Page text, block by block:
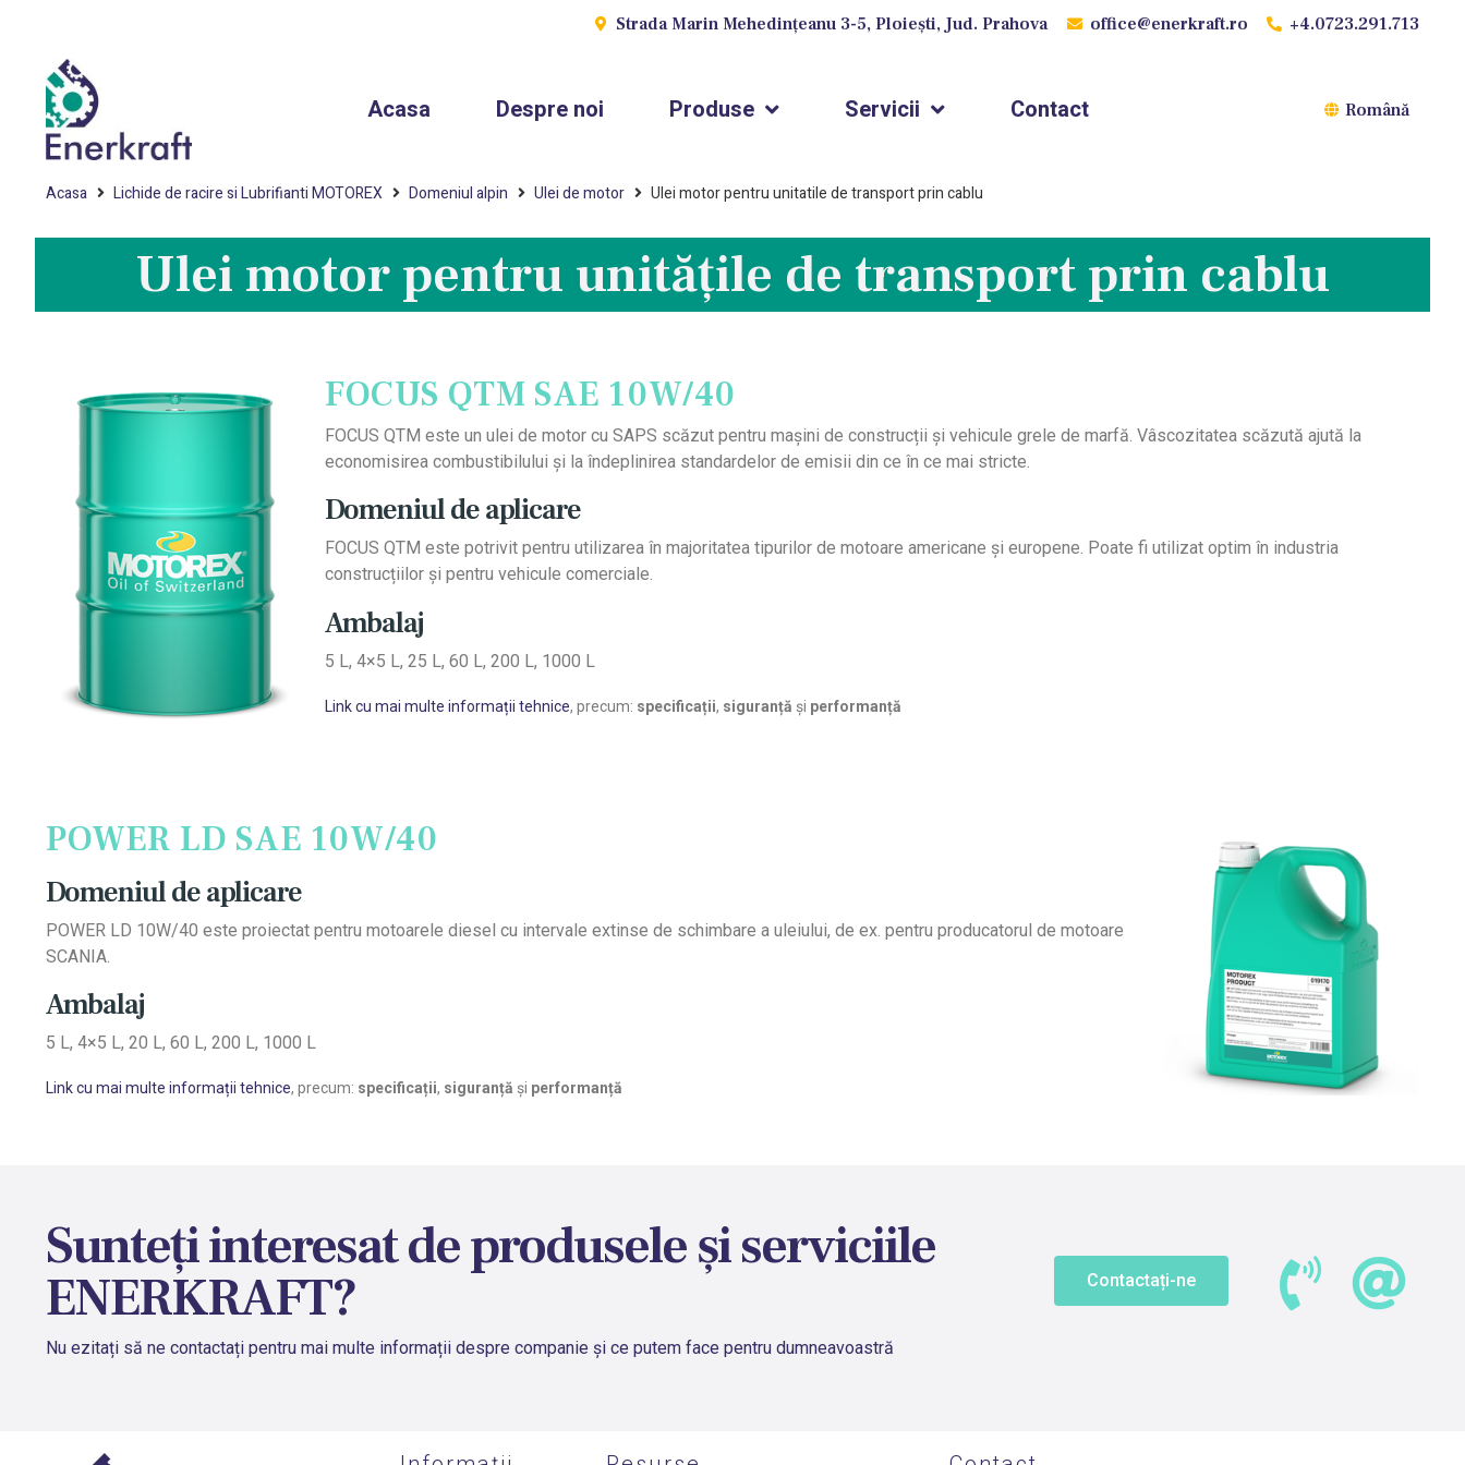
Strada Marin Mehedințeanu 3-5, Ploiești, Jud. Prahova office@enerkraft.ro +4.0723.291.713
Acasa Despre noi Produse Servicii Contact Română
Acasa Lichide de racire si Lubrifianti MOTOREX Domeniul alpin Ulei de motor Ulei motor pentru unitatile de transport prin cablu
Ulei motor pentru unitățile de transport prin cablu
FOCUS QTM SAE 10W/40
FOCUS QTM este un ulei de motor cu SAPS scăzut pentru mașini de construcții și vehicule grele de marfă. Vâscozitatea scăzută ajută la
economisirea combustibilului și la îndeplinirea standardelor de emisii din ce în ce mai stricte.
Domeniul de aplicare
FOCUS QTM este potrivit pentru utilizarea în majoritatea tipurilor de motoare americane și europene. Poate fi utilizat optim în industria
construcțiilor și pentru vehicule comerciale.
Ambalaj
5 L, 4×5 L, 25 L, 60 L, 200 L, 1000 L
Link cu mai multe informații tehnice, precum: specificații, siguranță și performanță
POWER LD SAE 10W/40
Domeniul de aplicare
POWER LD 10W/40 este proiectat pentru motoarele diesel cu intervale extinse de schimbare a uleiului, de ex. pentru producatorul de motoare
SCANIA.
Ambalaj
5 L, 4×5 L, 20 L, 60 L, 200 L, 1000 L
Link cu mai multe informații tehnice, precum: specificații, siguranță și performanță
Sunteți interesat de produsele și serviciile
ENERKRAFT?
Nu ezitați să ne contactați pentru mai multe informații despre companie și ce putem face pentru dumneavoastră
Contactați-ne